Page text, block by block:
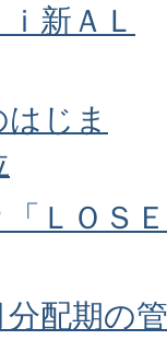
新ＡＬ
じま
ＬＯＳＥ
分配期の管